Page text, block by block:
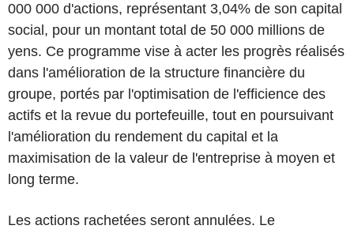
000 000 d'actions, représentant 3,04% de son capital
social, pour un montant total de 50 000 millions de
yens. Ce programme vise à acter les progrès réalisés
dans l'amélioration de la structure financière du
groupe, portés par l'optimisation de l'efficience des
actifs et la revue du portefeuille, tout en poursuivant
l'amélioration du rendement du capital et la
maximisation de la valeur de l'entreprise à moyen et
long terme.
Les actions rachetées seront annulées. Le